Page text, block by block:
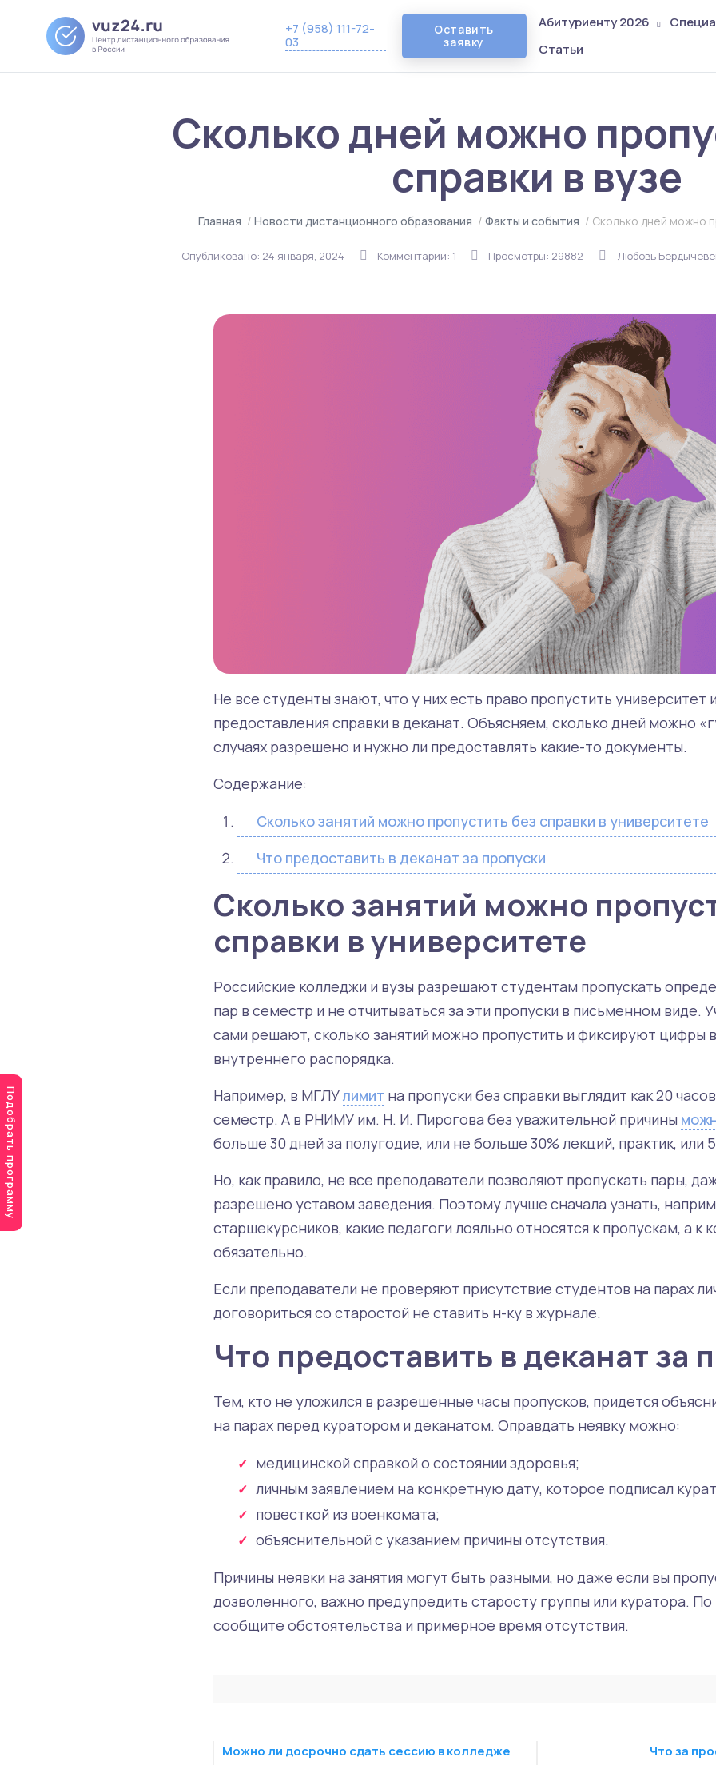
+7 (958) 111-72-
03
Оставить
заявку
Абитуриенту 2026
Статьи
Сколько дней можно
справки в вузе
Главная / Новости дистанционного образования / Факты и события / Сколько дней можно
Опубликовано: 24 января, 2024 Комментарии: 1 Просмотры: 29882 Любовь
Не все студенты знают, что у них есть право пропустить университет
предоставления справки в деканат. Объясняем, сколько дней можно
случаях разрешено и нужно ли предоставлять какие-то документы.
Содержание:
Сколько занятий можно пропустить без справки в университете
Что предоставить в деканат за пропуски
Сколько занятий можно
справки в университете
Российские колледжи и вузы разрешают студентам пропускать
пар в семестр и не отчитываться за эти пропуски в письменном виде.
сами решают, сколько занятий можно пропустить и фиксируют цифры
внутреннего распорядка.
Например, в МГЛУлимит на пропуски без справки выглядит как 20
семестр. А в РНИМУ им. Н. И. Пирогова без уважительной причины
больше 30 дней за полугодие, или не больше 30% лекций, практик, или
Но, как правило, не все преподаватели позволяют пропускать пары,
разрешено уставом заведения. Поэтому лучше сначала узнать,
старшекурсников, какие педагоги лояльно относятся к пропускам, а к
обязательно.
Если преподаватели не проверяют присутствие студентов на парах
договориться со старостой не ставить н-ку в журнале.
Что предоставить в деканат за
Тем, кто не уложился в разрешенные часы пропусков, придется
на парах перед куратором и деканатом. Оправдать неявку можно:
медицинской справкой о состоянии здоровья;
личным заявлением на конкретную дату, которое подписал
повесткой из военкомата;
объяснительной с указанием причины отсутствия.
Причины неявки на занятия могут быть разными, но даже если вы
дозволенного, важно предупредить старосту группы или куратора.
сообщите обстоятельства и примерное время отсутствия.
Можно ли досрочно сдать сессию в колледже
Что за
Подобрать программу